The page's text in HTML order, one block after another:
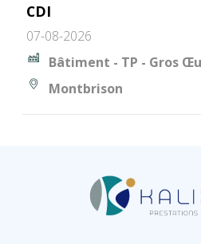
CDI
07-08-2026
Bâtiment - TP - Gros
Montbrison